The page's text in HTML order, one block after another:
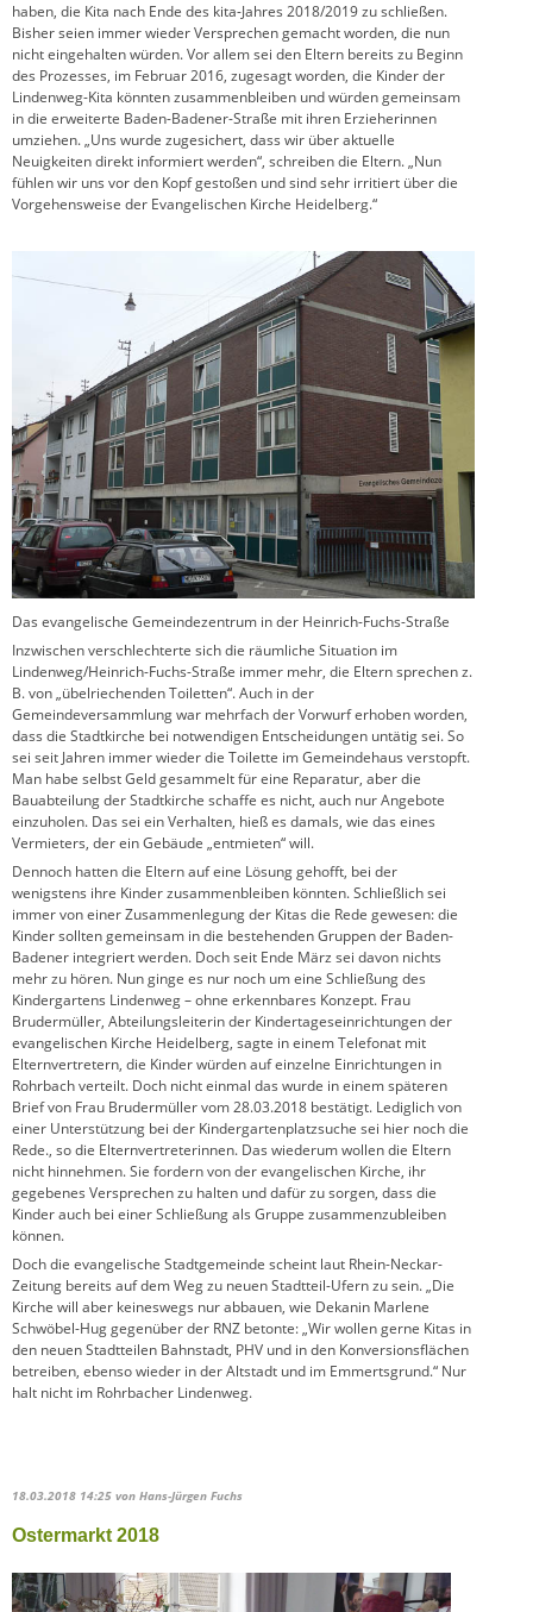
haben, die Kita nach Ende des kita-Jahres 2018/2019 zu schließen.
Bisher seien immer wieder Versprechen gemacht worden, die nun
nicht eingehalten würden. Vor allem sei den Eltern bereits zu Beginn
des Prozesses, im Februar 2016, zugesagt worden, die Kinder der
Lindenweg-Kita könnten zusammenbleiben und würden gemeinsam
in die erweiterte Baden-Badener-Straße mit ihren Erzieherinnen
umziehen. „Uns wurde zugesichert, dass wir über aktuelle
Neuigkeiten direkt informiert werden“, schreiben die Eltern. „Nun
fühlen wir uns vor den Kopf gestoßen und sind sehr irritiert über die
Vorgehensweise der Evangelischen Kirche Heidelberg.“
Das evangelische Gemeindezentrum in der Heinrich-Fuchs-Straße
Inzwischen verschlechterte sich die räumliche Situation im
Lindenweg/Heinrich-Fuchs-Straße immer mehr, die Eltern sprechen z.
B. von „übelriechenden Toiletten“. Auch in der
Gemeindeversammlung war mehrfach der Vorwurf erhoben worden,
dass die Stadtkirche bei notwendigen Entscheidungen untätig sei. So
sei seit Jahren immer wieder die Toilette im Gemeindehaus verstopft.
Man habe selbst Geld gesammelt für eine Reparatur, aber die
Bauabteilung der Stadtkirche schaffe es nicht, auch nur Angebote
einzuholen. Das sei ein Verhalten, hieß es damals, wie das eines
Vermieters, der ein Gebäude „entmieten“ will.
Dennoch hatten die Eltern auf eine Lösung gehofft, bei der
wenigstens ihre Kinder zusammenbleiben könnten. Schließlich sei
immer von einer Zusammenlegung der Kitas die Rede gewesen: die
Kinder sollten gemeinsam in die bestehenden Gruppen der Baden-
Badener integriert werden. Doch seit Ende März sei davon nichts
mehr zu hören. Nun ginge es nur noch um eine Schließung des
Kindergartens Lindenweg – ohne erkennbares Konzept. Frau
Brudermüller, Abteilungsleiterin der Kindertageseinrichtungen der
evangelischen Kirche Heidelberg, sagte in einem Telefonat mit
Elternvertretern, die Kinder würden auf einzelne Einrichtungen in
Rohrbach verteilt. Doch nicht einmal das wurde in einem späteren
Brief von Frau Brudermüller vom 28.03.2018 bestätigt. Lediglich von
einer Unterstützung bei der Kindergartenplatzsuche sei hier noch die
Rede., so die Elternvertreterinnen. Das wiederum wollen die Eltern
nicht hinnehmen. Sie fordern von der evangelischen Kirche, ihr
gegebenes Versprechen zu halten und dafür zu sorgen, dass die
Kinder auch bei einer Schließung als Gruppe zusammenzubleiben
können.
Doch die evangelische Stadtgemeinde scheint laut Rhein-Neckar-
Zeitung bereits auf dem Weg zu neuen Stadtteil-Ufern zu sein. „Die
Kirche will aber keineswegs nur abbauen, wie Dekanin Marlene
Schwöbel-Hug gegenüber der RNZ betonte: „Wir wollen gerne Kitas in
den neuen Stadtteilen Bahnstadt, PHV und in den Konversionsflächen
betreiben, ebenso wieder in der Altstadt und im Emmertsgrund.“ Nur
halt nicht im Rohrbacher Lindenweg.
18.03.2018 14:25 von Hans-Jürgen Fuchs
Ostermarkt 2018